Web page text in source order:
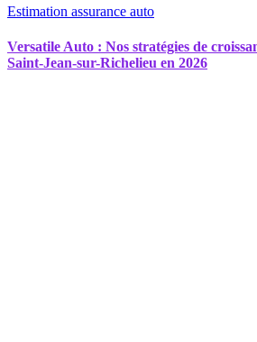
Estimation assurance auto
Versatile Auto : Nos stratégies de
Saint-Jean-sur-Richelieu en 2026